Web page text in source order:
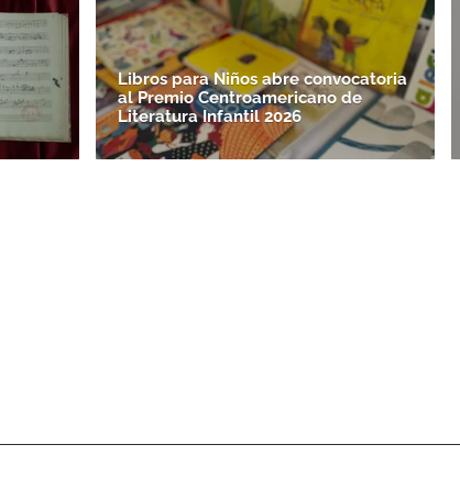
Libros para Niños abre convocatoria
al Premio Centroamericano de
Literatura Infantil 2026